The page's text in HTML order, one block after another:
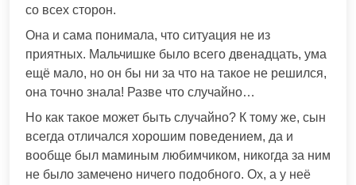
со всех сторон.
Она и сама понимала, что ситуация не из
приятных. Мальчишке было всего двенадцать, ума
ещё мало, но он бы ни за что на такое не решился,
она точно знала! Разве что случайно…
Но как такое может быть случайно? К тому же, сын
всегда отличался хорошим поведением, да и
вообще был маминым любимчиком, никогда за ним
не было замечено ничего подобного. Ох, а у неё